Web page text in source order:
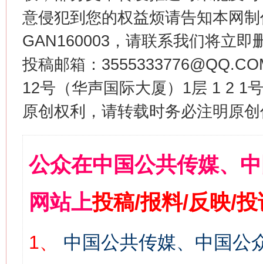
意侵犯到您的权益烦请告知本网
GAN160003，请联系我们将立即
投稿邮箱：
12号（华声国际大厦）1层 1 2 1
原创权利，请转载时务必注明原
公众在中国公共传媒、
网站上投稿/报料/反映/
1、
中国公共传媒、中国公